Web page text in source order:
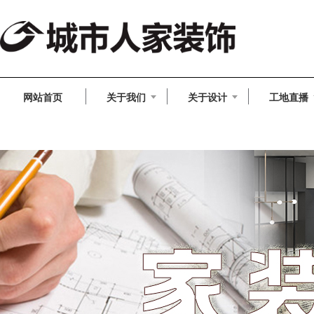
网站首页 关于我们 关于设计 工地直播